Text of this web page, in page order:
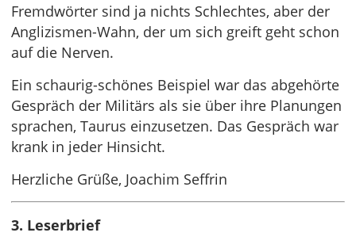
Fremdwörter sind ja nichts Schlechtes, aber der
Anglizismen-Wahn, der um sich greift geht schon
auf die Nerven.
Ein schaurig-schönes Beispiel war das abgehörte
Gespräch der Militärs als sie über ihre Planungen
sprachen, Taurus einzusetzen. Das Gespräch war
krank in jeder Hinsicht.
Herzliche Grüße, Joachim Seffrin
3. Leserbrief